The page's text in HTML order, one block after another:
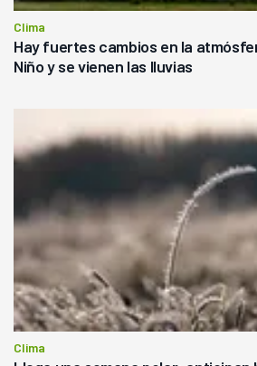
Clima
Hay fuertes cambios en la
Niño y se vienen las lluvias
Clima